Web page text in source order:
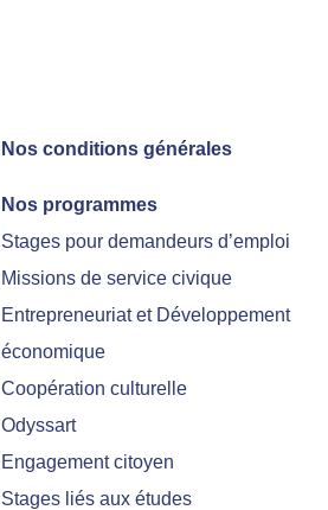
Nos conditions générales
Nos programmes
Stages pour demandeurs d’emploi
Missions de service civique
Entrepreneuriat et Développement
économique
Coopération culturelle
Odyssart
Engagement citoyen
Stages liés aux études